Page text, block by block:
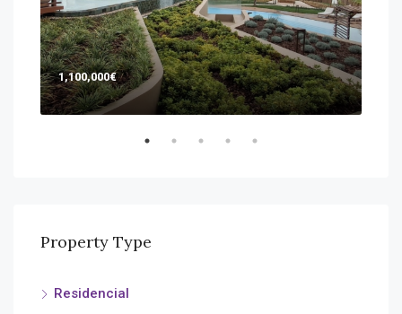
1,100,000€
Property Type
Residencial